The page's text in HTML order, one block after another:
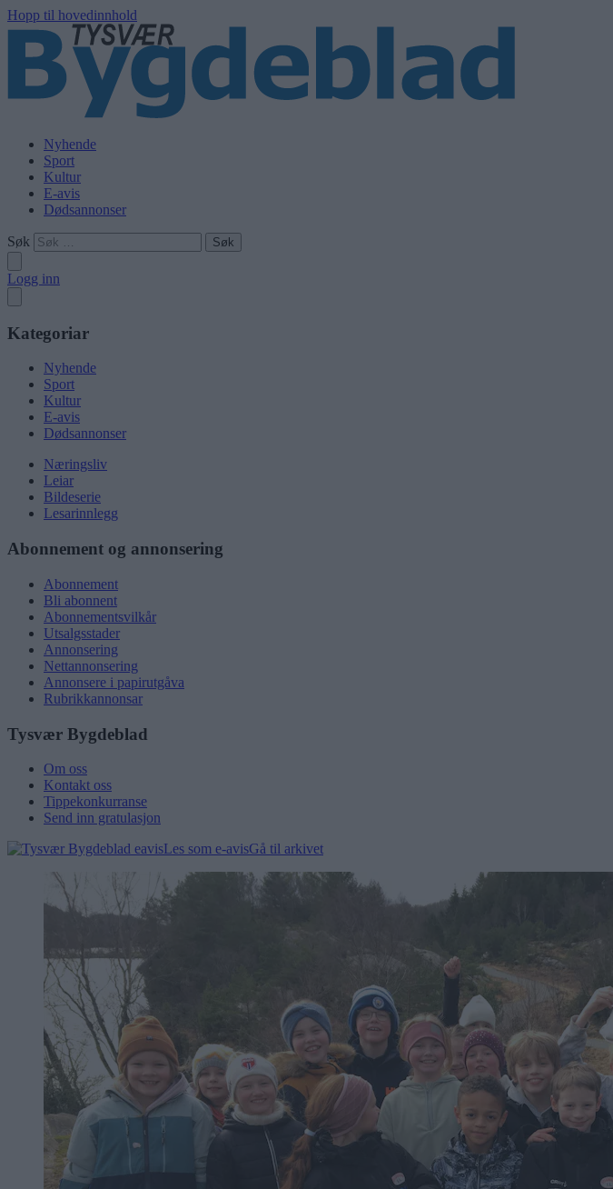
Hopp til hovedinnhold
Nyhende
Sport
Kultur
E-avis
Dødsannonser
Søk
Logg inn
Kategoriar
Nyhende
Sport
Kultur
E-avis
Dødsannonser
Næringsliv
Leiar
Bildeserie
Lesarinnlegg
Abonnement og annonsering
Abonnement
Bli abonnent
Abonnementsvilkår
Utsalgsstader
Annonsering
Nettannonsering
Annonsere i papirutgåva
Rubrikkannonsar
Tysvær Bygdeblad
Om oss
Kontakt oss
Tippekonkurranse
Send inn gratulasjon
Les som e-avisGå til arkivet